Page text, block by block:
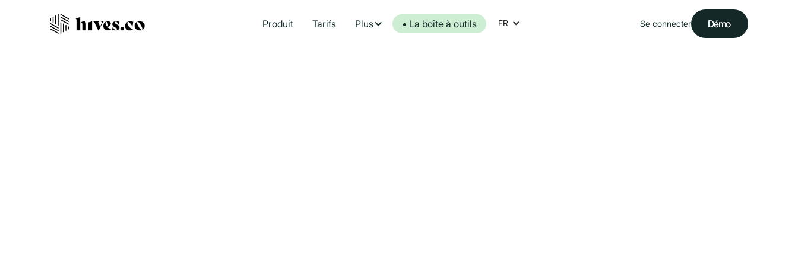
Produit Tarifs Plus • La boîte à outils FR Se connecter Démo
Démo